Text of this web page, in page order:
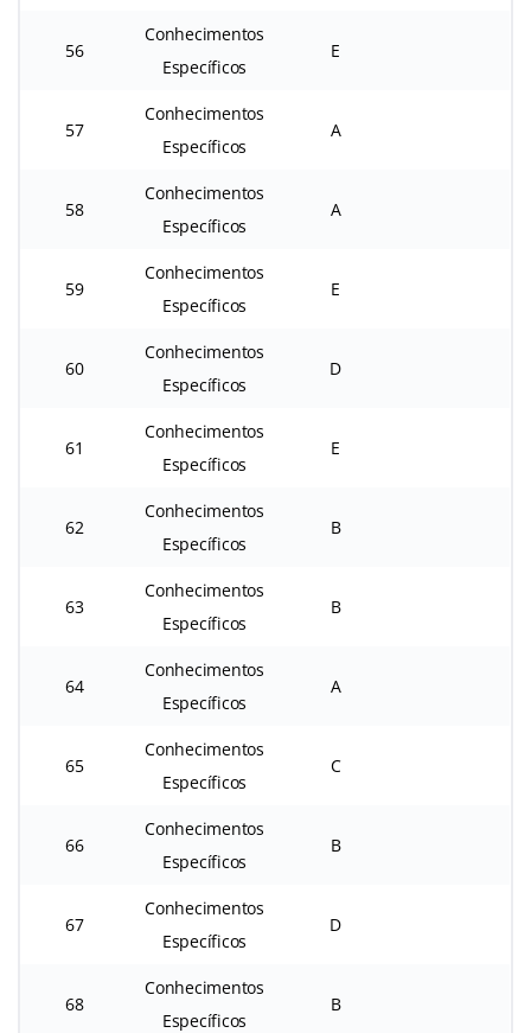
56
Conhecimentos
Específicos
E
57
Conhecimentos
Específicos
A
58
Conhecimentos
Específicos
A
59
Conhecimentos
Específicos
E
60
Conhecimentos
Específicos
D
61
Conhecimentos
Específicos
E
62
Conhecimentos
Específicos
B
63
Conhecimentos
Específicos
B
64
Conhecimentos
Específicos
A
65
Conhecimentos
Específicos
C
66
Conhecimentos
Específicos
B
67
Conhecimentos
Específicos
D
68
Conhecimentos
Específicos
B